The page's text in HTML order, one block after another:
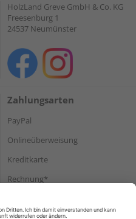
HolzLand Greve GmbH & Co. KG
Freesenburg 1
24537 Neumünster
Zahlungsarten
PayPal
Onlineüberweisung
Kreditkarte
Rechnung*